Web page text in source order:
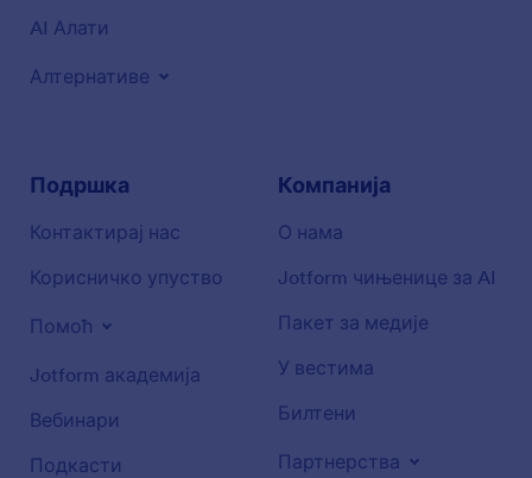
AI Алати
Алтернативе
Подршка
Контактирај нас
Корисничко упуство
Помоћ
Jotform академија
Вебинари
Подкасти
Компанија
О нама
Jotform чињенице за AI
Пакет за медије
У вестима
Билтени
Партнерства